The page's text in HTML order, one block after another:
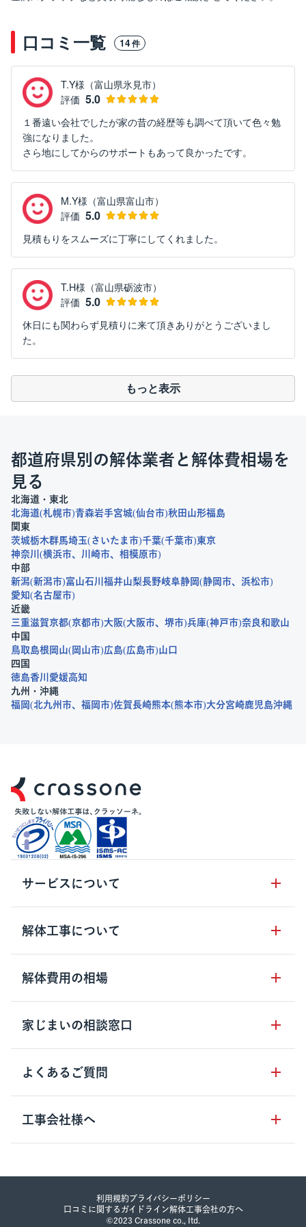
口コミ一覧 14件
T.Y様（富山県氷見市）
評価 5.0
１番遠い会社でしたが家の昔の経歴等も調べて頂いて色々勉
強になりました。
さら地にしてからのサポートもあって良かったです。
M.Y様（富山県富山市）
評価 5.0
見積もりをスムーズに丁寧にしてくれました。
T.H様（富山県砺波市）
評価 5.0
休日にも関わらず見積りに来て頂きありがとうございまし
た。
もっと表示
都道府県別の解体業者と解体費相場を
見る
北海道・東北
北海道 札幌市 青森岩手宮城 仙台市 秋田 山形福島
関東
茨城栃木群馬埼玉 さいたま市 千葉 千葉市 東京
神奈川
横浜市 川崎市
相模原市
中部
新潟 新潟市 富山石川 福井山梨長野岐阜静岡 静岡市
浜松市
愛知 名古屋市
近畿
三重滋賀京都 京都市 大阪 大阪市 堺市 兵庫 神戸市 奈良和歌山
中国
鳥取 島根 岡山 岡山市 広島 広島市 山口
四国
徳島香川 愛媛高知
九州・沖縄
福岡 北九州市 福岡市 佐賀長崎熊本 熊本市 大分宮崎鹿児島沖縄
サービスについて
サービスの流れ
サービスのメリット
クラッソーネの自治体連携
お客さまの声
空き家の処分を検討のお客様へ
大型物件解体をご検討のお客様へ
解体工事について
解体工事の基礎知識
解体工事に関わる法律
用語集
解体費用の相場
木造住宅の相場
鉄骨造住宅の相場
RC造住宅の相場
その他の建物の相場
家じまいの相談窓口
家じまいの相談窓口
よくあるご質問
クラッソーネの利用方法
工事の進め方
解体建物・廃棄物・素材
工事中・工事方法
工事会社様へ
©︎2023 Crassone co., Itd.
利用規約プライバシーポリシー
口コミに関するガイドライン解体工事会社の方へ